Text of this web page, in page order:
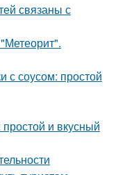
связаны с
с соусом: простой
и вкусный